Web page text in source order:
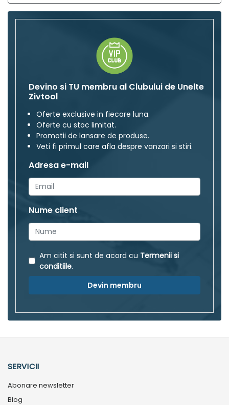
Devino si TU membru al Clubului de Unelte
Zivtool
Oferte exclusive in fiecare luna.
Oferte cu stoc limitat.
Promotii de lansare de produse.
Veti fi primul care afla despre vanzari si stiri.
Adresa e-mail
Nume client
Am citit si sunt de acord cu Termenii si
conditiile.
Devin membru
SERVICII
Abonare newsletter
Blog